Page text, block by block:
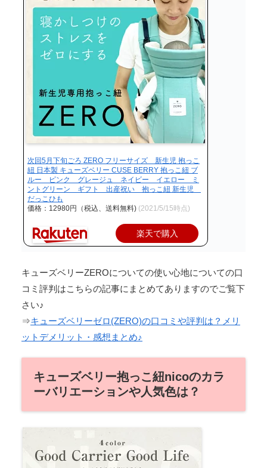
次回5月下旬ごろ ZERO フリーサイズ 新生児 抱っこ
紐 日本製 キューズベリー CUSE BERRY 抱っこ紐 ブ
ルー ピンク グレージュ ネイビー イエロー ミ
ントグリーン ギフト 出産祝い 抱っこ紐 新生児
だっこひも
価格：12980円（税込、送料無料) (2021/5/15時点)
楽天で購入
キューズベリーZEROについての使い心地についての口
コミ評判はこちらの記事にまとめてありますのでご覧下
さい♪
⇒キューズベリーゼロ(ZERO)の口コミや評判は？メリ
ットデメリット・感想まとめ♪
キューズベリー抱っこ紐nicoのカラ
ーバリエーションや人気色は？